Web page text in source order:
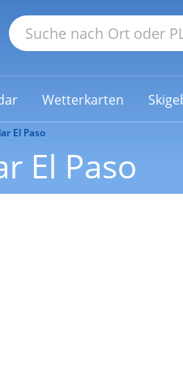
Wetterkarten
El Paso
El Paso